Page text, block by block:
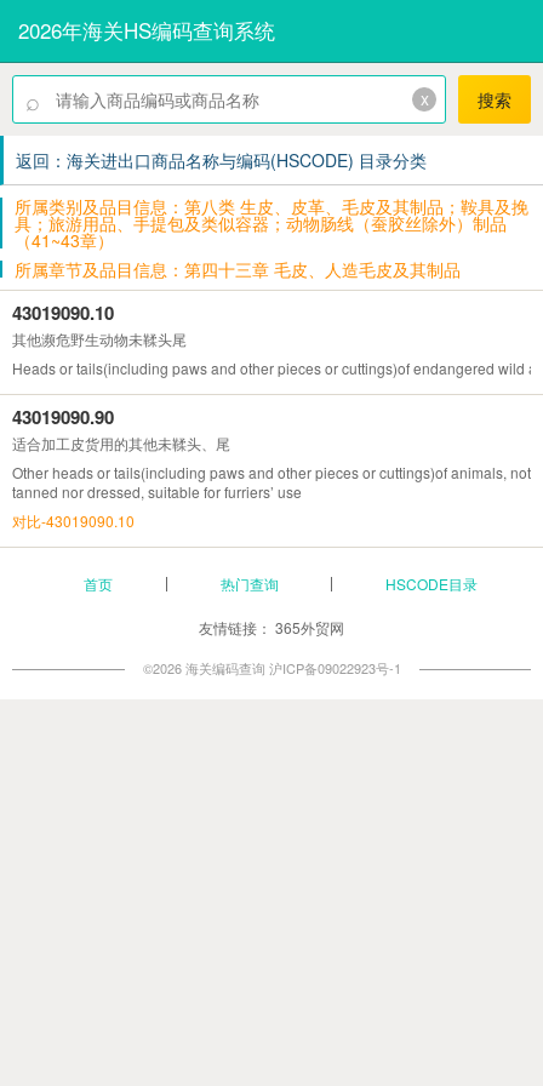
2026年海关HS编码查询系统
⌕ x 搜索
返回：海关进出口商品名称与编码(HSCODE) 目录分类
所属类别及品目信息：第八类 生皮、皮革、毛皮及其制品；鞍具及挽
具；旅游用品、手提包及类似容器；动物肠线（蚕胶丝除外）制品
（41~43章）
所属章节及品目信息：第四十三章 毛皮、人造毛皮及其制品
43019090.10
其他濒危野生动物未鞣头尾
Heads or tails(including paws and other pieces or cuttings)of endangered wild
43019090.90
适合加工皮货用的其他未鞣头、尾
Other heads or tails(including paws and other pieces or cuttings)of animals, not
tanned nor dressed, suitable for furriers’ use
对比-43019090.10
首页 热门查询 HSCODE目录
友情链接： 365外贸网
©2026 海关编码查询 沪ICP备09022923号-1